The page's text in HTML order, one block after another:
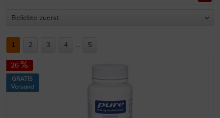
1 2 3 4 ... 5
26
GRATIS
Versand